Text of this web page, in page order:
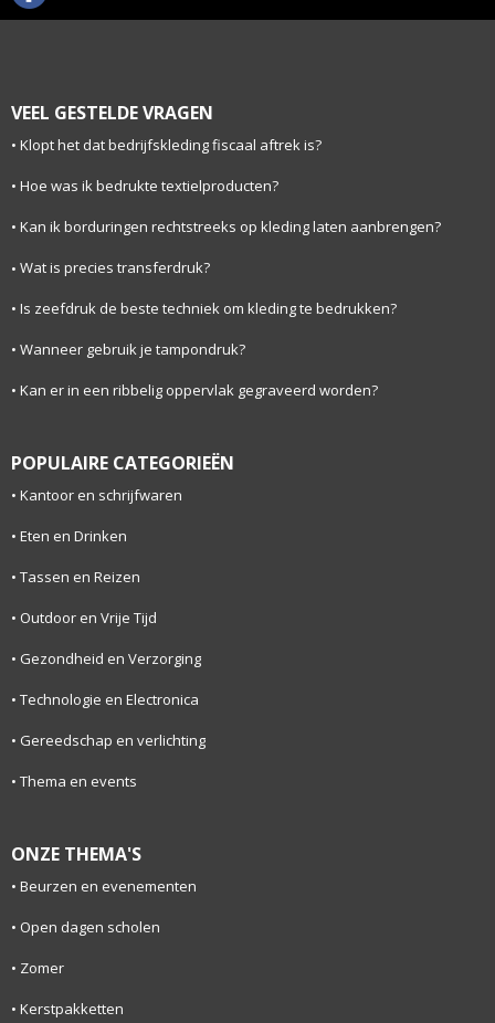
VEEL GESTELDE VRAGEN
Klopt het dat bedrijfskleding fiscaal aftrek is?
Hoe was ik bedrukte textielproducten?
Kan ik borduringen rechtstreeks op kleding laten aanbrengen?
Wat is precies transferdruk?
Is zeefdruk de beste techniek om kleding te bedrukken?
Wanneer gebruik je tampondruk?
Kan er in een ribbelig oppervlak gegraveerd worden?
POPULAIRE CATEGORIEËN
Kantoor en schrijfwaren
Eten en Drinken
Tassen en Reizen
Outdoor en Vrije Tijd
Gezondheid en Verzorging
Technologie en Electronica
Gereedschap en verlichting
Thema en events
ONZE THEMA'S
Beurzen en evenementen
Open dagen scholen
Zomer
Kerstpakketten